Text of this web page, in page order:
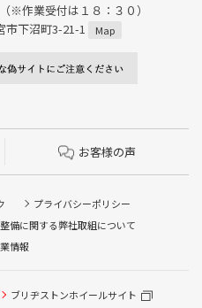
※作業受付は１８：３０）
下沼町3-21-1
Map
お客様の声
プライバシーポリシー
備に関する弊社取組について
情報
ブリヂストンホイールサイト
履き替え/オイル交換/その他